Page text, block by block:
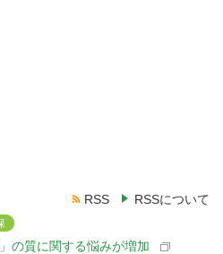
RSS
RSSについて
の質に関する悩みが増加